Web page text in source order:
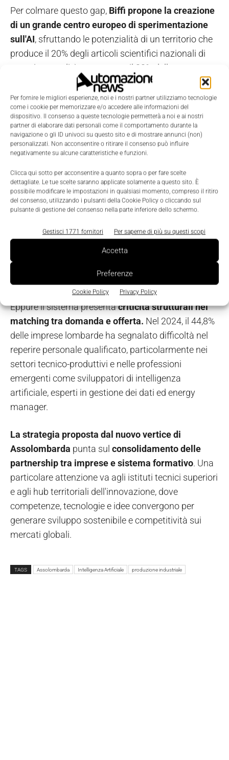
Per fornire le migliori esperienze, noi e i nostri partner utilizziamo tecnologie
come i cookie per memorizzare e/o accedere alle informazioni del
dispositivo. Il consenso a queste tecnologie permetterà a noi e ai nostri
partner di elaborare dati personali come il comportamento durante la
navigazione o gli ID univoci su questo sito e di mostrare annunci (non)
personalizzati. Non acconsentire o ritirare il consenso può influire
negativamente su alcune caratteristiche e funzioni.
Clicca qui sotto per acconsentire a quanto sopra o per fare scelte
dettagliate. Le tue scelte saranno applicate solamente a questo sito. È
possibile modificare le impostazioni in qualsiasi momento, compreso il ritiro
del consenso, utilizzando i pulsanti della Cookie Policy o cliccando sul
pulsante di gestione del consenso nella parte inferiore dello schermo.
Gestisci 1771 fornitori Per saperne di più su questi scopi
Accetta
Preferenze
Cookie Policy Privacy Policy
Per colmare questo gap, Biffi propone la creazione
di un grande centro europeo di sperimentazione
sull'AI, sfruttando le potenzialità di un territorio che
produce il 20% degli articoli scientifici nazionali di
maggiore qualità e concentra il 22% delle startup
innovative italiane.
Le competenze e la formazione:
la sfida del capitale umano
nell'era digitale
Latrasformazione industriale guidata dall'AI
richiede unaprofonda riorganizzazione del
mercato del lavoroe delle competenze
il 40% degli annunci di lavoro sul territorio
lombardo
è già rivolto a figure ad alta qualificazione
potenzialmente influenzate dalle tecnologie di AI.
Eppure il sistema presentacriticità strutturali nel
matching tra domanda e offerta. Nel 2024, il 44,8%
delle imprese lombarde ha segnalato difficoltà nel
reperire personale qualificato, particolarmente nei
settori tecnico-produttivi e nelle professioni
emergenti come sviluppatori di intelligenza
artificiale, esperti in gestione dei dati ed energy
manager.
La strategia proposta dal nuovo vertice di
Assolombarda punta sul consolidamento delle
partnership tra imprese e sistema formativo. Una
particolare attenzione va agli istituti tecnici superiori
e agli hub territoriali dell'innovazione, dove
competenze, tecnologie e idee convergono per
generare sviluppo sostenibile e competitività sui
mercati globali.
TAGS Assolombarda Intelligenza Artificiale produzione industriale